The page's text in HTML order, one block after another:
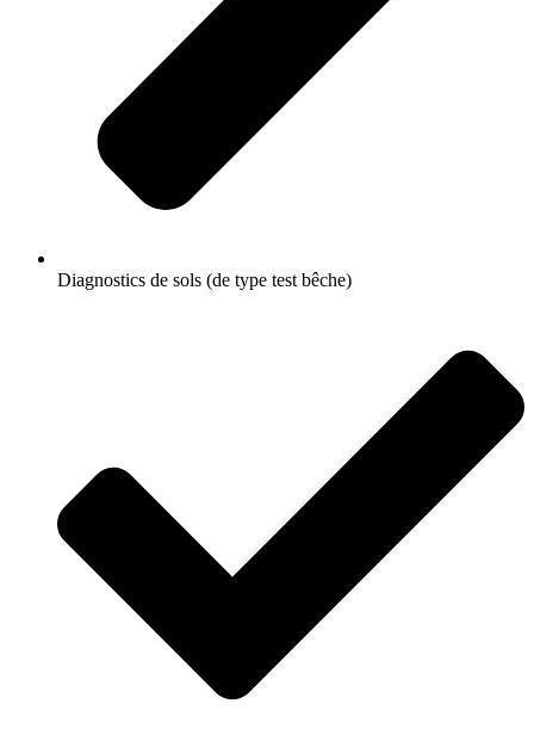
Diagnostics de sols (de type test bêche)